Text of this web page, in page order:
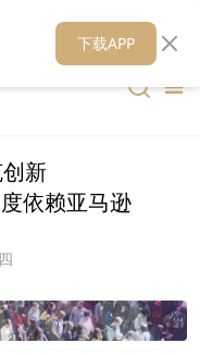
财华媒体矩阵 财华智库
新
依赖亚马逊
下载APP